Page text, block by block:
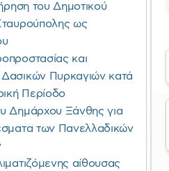
του Δημοτικού
ως
και
Πυρκαγιών κατά
Περίοδο
Δημάρχου Ξάνθης για
των Πανελλαδικών
αίθουσας